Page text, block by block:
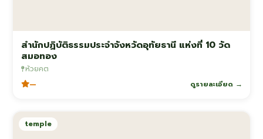
สำนักปฏิบัติธรรมประจำจังหวัดอุทัยธานี แห่งที่ 10 วัด
สมอทอง
ห้วยคต
— ดูรายละเอียด →
temple